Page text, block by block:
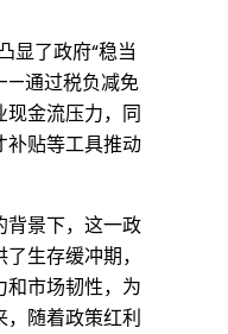
显了政府“稳当
通过税负减免
金流压力，同
补贴等工具推动
背景下，这一政
生存缓冲期，
和市场韧性，为
随着政策红利